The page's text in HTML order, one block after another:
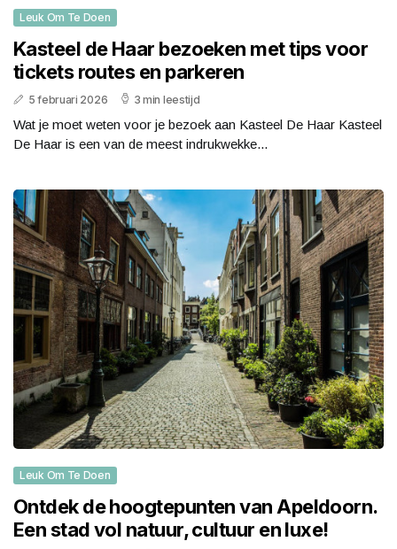
Leuk Om Te Doen
Kasteel de Haar bezoeken met tips voor
tickets routes en parkeren
5 februari 2026 3 min leestijd
Wat je moet weten voor je bezoek aan Kasteel De Haar Kasteel
De Haar is een van de meest indrukwekke...
Leuk Om Te Doen
Ontdek de hoogtepunten van Apeldoorn.
Een stad vol natuur, cultuur en luxe!